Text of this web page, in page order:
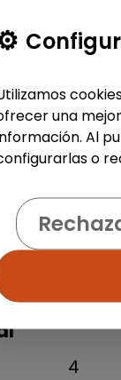
y
1
1
y
4
una
Al
o